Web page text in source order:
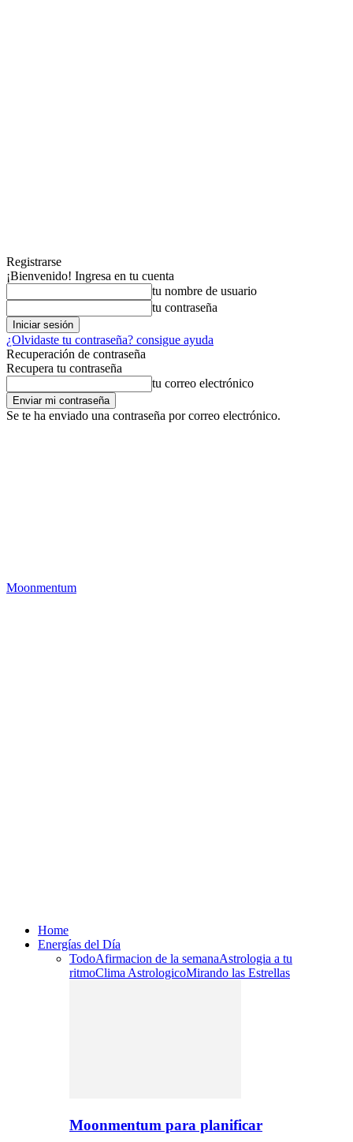
Registrarse
¡Bienvenido! Ingresa en tu cuenta
tu nombre de usuario
tu contraseña
¿Olvidaste tu contraseña? consigue ayuda
Recuperación de contraseña
Recupera tu contraseña
tu correo electrónico
Se te ha enviado una contraseña por correo electrónico.
Moonmentum
Home
Energías del Día
TodoAfirmacion de la semanaAstrologia a tu
ritmoClima AstrologicoMirando las Estrellas
Moonmentum para planificar